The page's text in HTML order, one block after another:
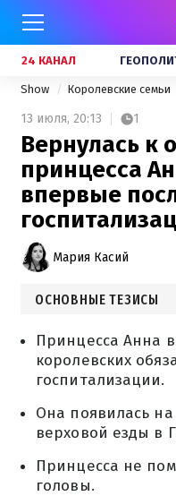
24 КАНАЛ
Show Королевские семьи
13 июля, 20:13 1
Вернулась к
принцесса
впервые
Мария Касий
ОСНОВНЫЕ ТЕЗИСЫ
Принцесса Анна
королевских
госпитализации.
Она появилась
верховой езды в
Принцесса не
головы.